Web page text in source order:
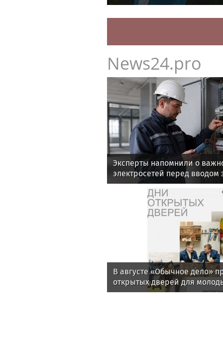
News24.pro
Эксперты напомнили о
электросетей перед вводом
эксплуатацию
В августе «Обычное дело»
открытых дверей для
ментальными